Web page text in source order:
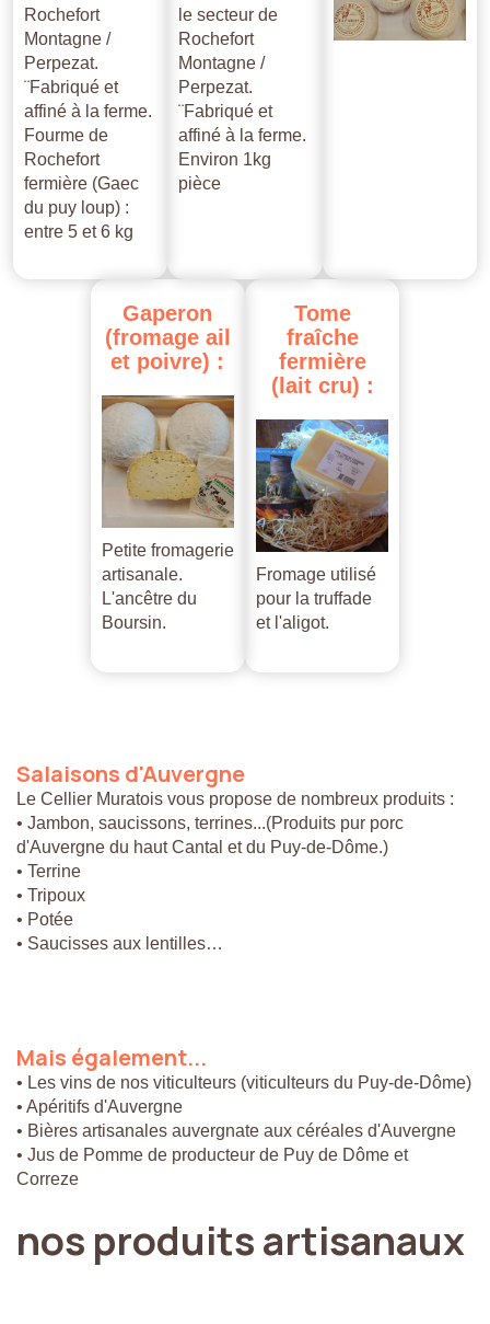
Rochefort
Montagne /
Perpezat.
¨Fabriqué et
affiné à la ferme.
Fourme de
Rochefort
fermière (Gaec
du puy loup) :
entre 5 et 6 kg
le secteur de
Rochefort
Montagne /
Perpezat.
¨Fabriqué et
affiné à la ferme.
Environ 1kg
pièce
Gaperon
(fromage ail
et poivre) :
Petite fromagerie
artisanale.
L'ancêtre du
Boursin.
Tome
fraîche
fermière
(lait cru) :
Fromage utilisé
pour la truffade
et l'aligot.
Salaisons d'Auvergne
Le Cellier Muratois vous propose de nombreux produits :
• Jambon, saucissons, terrines...(Produits pur porc
d'Auvergne du haut Cantal et du Puy-de-Dôme.)
• Terrine
• Tripoux
• Potée
• Saucisses aux lentilles…
Mais également...
• Les vins de nos viticulteurs (viticulteurs du Puy-de-Dôme)
• Apéritifs d'Auvergne
• Bières artisanales auvergnate aux céréales d'Auvergne
• Jus de Pomme de producteur de Puy de Dôme et
Correze
nos produitsartisanaux